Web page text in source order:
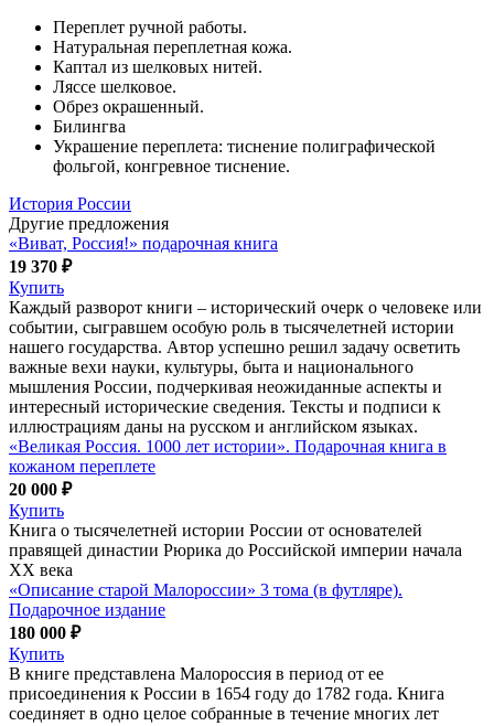
Переплет ручной работы.
Натуральная переплетная кожа.
Каптал из шелковых нитей.
Ляссе шелковое.
Обрез окрашенный.
Билингва
Украшение переплета: тиснение полиграфической
фольгой, конгревное тиснение.
История России
Другие предложения
«Виват, Россия!» подарочная книга
19 370 ₽
Купить
Каждый разворот книги – исторический очерк о человеке или
событии, сыгравшем особую роль в тысячелетней истории
нашего государства. Автор успешно решил задачу осветить
важные вехи науки, культуры, быта и национального
мышления России, подчеркивая неожиданные аспекты и
интересный исторические сведения. Тексты и подписи к
иллюстрациям даны на русском и английском языках.
«Великая Россия. 1000 лет истории». Подарочная книга в
кожаном переплете
20 000 ₽
Купить
Книга о тысячелетней истории России от основателей
правящей династии Рюрика до Российской империи начала
XX века
«Описание старой Малороссии» 3 тома (в футляре).
Подарочное издание
180 000 ₽
Купить
В книге представлена Малороссия в период от ее
присоединения к России в 1654 году до 1782 года. Книга
соединяет в одно целое собранные в течение многих лет